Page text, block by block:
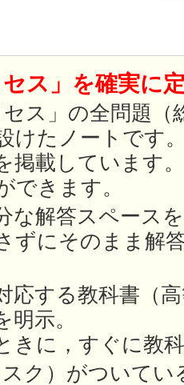
ス」を確実に
ス」の全問題（
けたノートです
掲載しています
できます。
な解答スペース
ずにそのまま解
応する教科書（
明示。
きに，すぐに教
ク）がついてい